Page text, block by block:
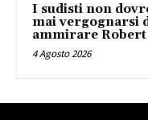
I sudisti non
mai vergognarsi
ammirare Robert
4 Agosto 2026